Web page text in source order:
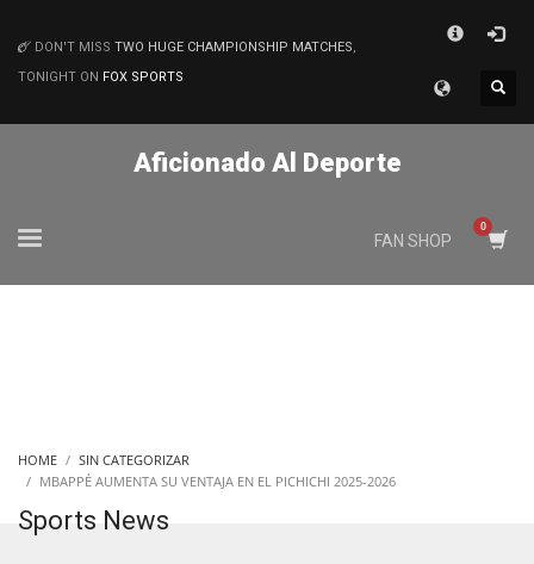
MATCHES
DON'T MISS TWO HUGE CHAMPIONSHIP MATCHES,
TONIGHT ON FOX SPORTS
Aficionado Al Deporte
FAN SHOP
HOME
SIN CATEGORIZAR
MBAPPÉ AUMENTA SU VENTAJA EN EL PICHICHI 2025-2026
Sports News